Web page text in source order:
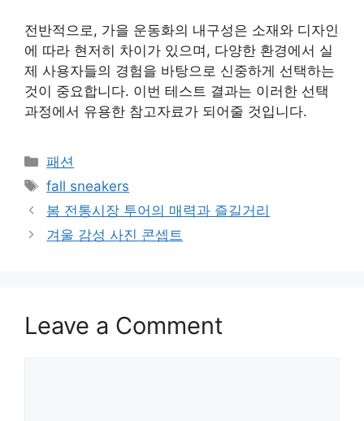
전반적으로, 가을 운동화의 내구성은 소재와 디자인
에 따라 현저히 차이가 있으며, 다양한 환경에서 실
제 사용자들의 경험을 바탕으로 신중하게 선택하는
것이 중요합니다. 이번 테스트 결과는 이러한 선택
과정에서 유용한 참고자료가 되어줄 것입니다.
Categories
패션
Tags
fall sneakers
봄 전통시장 투어의 매력과 즐길거리
겨울 감성 사진 콘셉트
Leave a Comment